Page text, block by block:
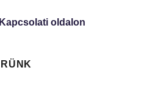
Kapcsolati oldalon